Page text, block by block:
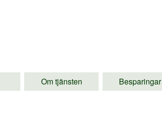
Om tjänsten Besparingar